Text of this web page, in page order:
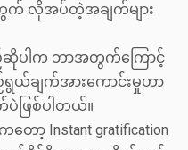
တွက် လိုအပ်တဲ့အချက်များ
ဆိုပါက ဘာအတွက်ကြောင့်
ချက်အားကောင်းမှုဟာ
ဖြစ်ပါတယ်။
ာ့ Instant gratification